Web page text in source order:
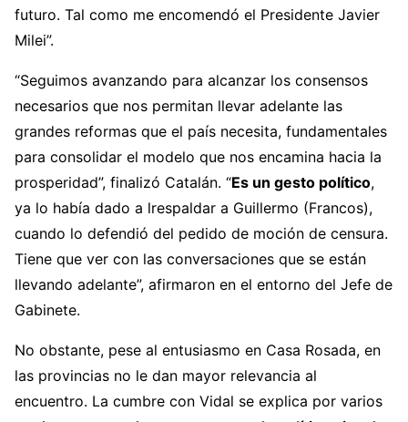
futuro. Tal como me encomendó el Presidente Javier
Milei”.
“Seguimos avanzando para alcanzar los consensos
necesarios que nos permitan llevar adelante las
grandes reformas que el país necesita, fundamentales
para consolidar el modelo que nos encamina hacia la
prosperidad”, finalizó Catalán. “Es un gesto político,
ya lo había dado a lrespaldar a Guillermo (Francos),
cuando lo defendió del pedido de moción de censura.
Tiene que ver con las conversaciones que se están
llevando adelante”, afirmaron en el entorno del Jefe de
Gabinete.
No obstante, pese al entusiasmo en Casa Rosada, en
las provincias no le dan mayor relevancia al
encuentro. La cumbre con Vidal se explica por varios